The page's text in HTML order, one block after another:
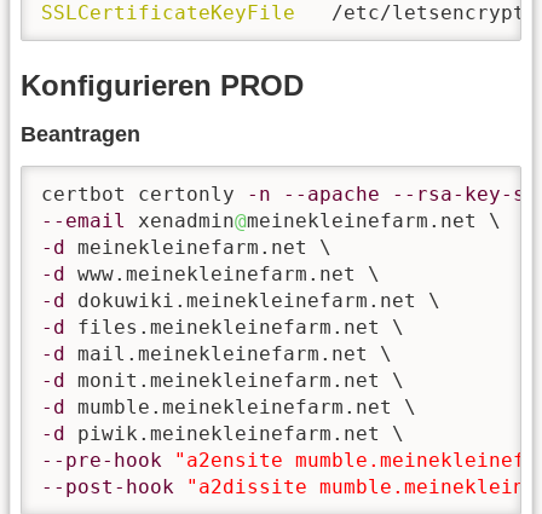
SSLCertificateKeyFile
/etc/
Konfigurieren PROD
Beantragen
certbot certonly -n --apache
--rsa-key-
--email
xenadmin@
-d
-d
-d
-d
-d
-d
-d
-d
--pre-hook
"a2ensite
--post-hook
"a2dissite